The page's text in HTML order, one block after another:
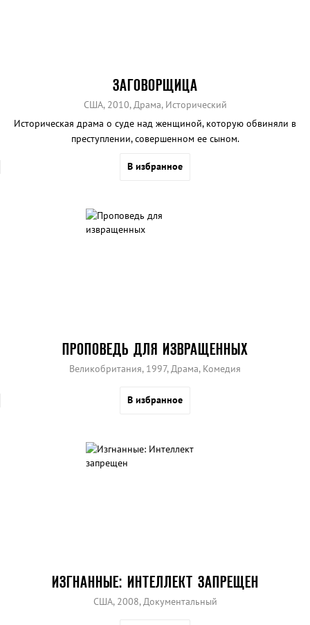
ЗАГОВОРЩИЦА
США, 2010, Драма, Исторический
Историческая драма о суде над женщиной, которую обвиняли в
преступлении, совершенном ее сыном.
В избранное
ПРОПОВЕДЬ ДЛЯ ИЗВРАЩЕННЫХ
Великобритания, 1997, Драма, Комедия
В избранное
ИЗГНАННЫЕ: ИНТЕЛЛЕКТ ЗАПРЕЩЕН
США, 2008, Документальный